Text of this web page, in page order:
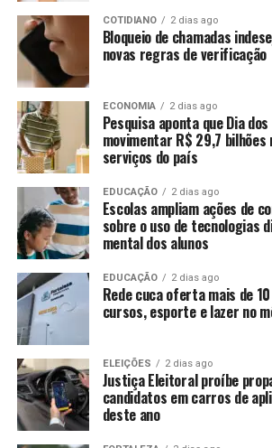
COTIDIANO 2 dias ago
Bloqueio de chamadas
novas regras de verificação
ECONOMIA 2 dias ago
Pesquisa aponta que Dia
movimentar R$ 29,7 bilhões
serviços do país
EDUCAÇÃO 2 dias ago
Escolas ampliam ações de
sobre o uso de tecnologias
mental dos alunos
EDUCAÇÃO 2 dias ago
Rede cuca oferta mais de
cursos, esporte e lazer no
ELEIÇÕES 2 dias ago
Justiça Eleitoral proíbe
candidatos em carros de
deste ano